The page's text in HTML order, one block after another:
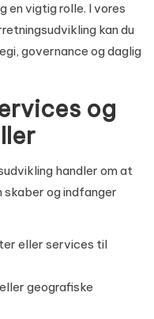
en vigtig rolle. I vores
kan du
governance og daglig
og
handler om at
og indfanger
eller services til
geografiske